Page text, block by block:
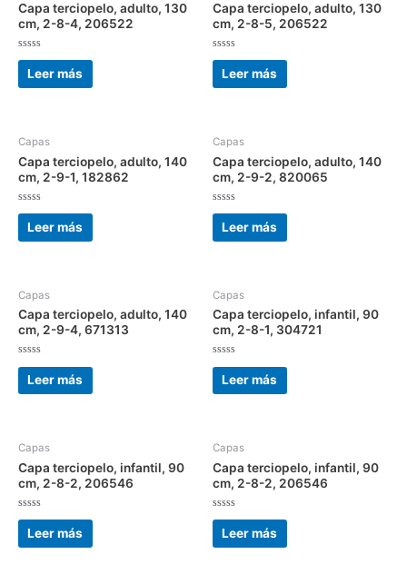
Capa terciopelo, adulto, 130
cm, 2-8-4, 206522
Valorado
con
de
Leer más
Capa terciopelo, adulto, 130
cm, 2-8-5, 206522
Valorado
con
de
Leer más
Capas
Capa terciopelo, adulto, 140
cm, 2-9-1, 182862
Valorado
con
de
Leer más
Capas
Capa terciopelo, adulto, 140
cm, 2-9-2, 820065
Valorado
con
de
Leer más
Capas
Capa terciopelo, adulto, 140
cm, 2-9-4, 671313
Valorado
con
de
Leer más
Capas
Capa terciopelo, infantil, 90
cm, 2-8-1, 304721
Valorado
con
de
Leer más
Capas
Capa terciopelo, infantil, 90
cm, 2-8-2, 206546
Valorado
con
de
Leer más
Capas
Capa terciopelo, infantil, 90
cm, 2-8-2, 206546
Valorado
con
de
Leer más